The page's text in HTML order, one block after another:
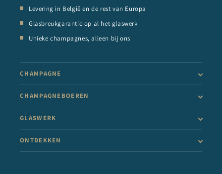
Levering in België en de rest van Europa
Glasbreukgarantie op al het glaswerk
Unieke champagnes, alleen bij ons
CHAMPAGNE
CHAMPAGNEBOEREN
GLASWERK
ONTDEKKEN